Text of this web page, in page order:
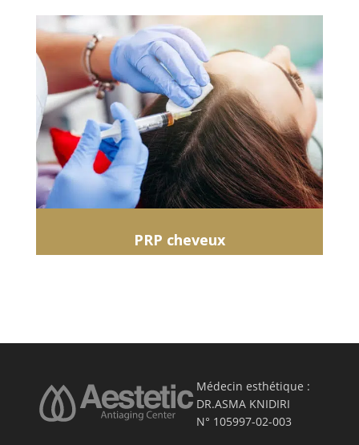
PRP cheveux
Médecin esthétique :
DR.ASMA KNIDIRI
N° 105997-02-003